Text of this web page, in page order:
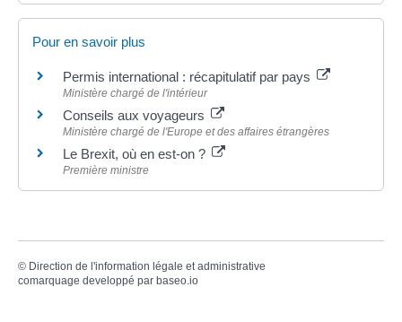
Pour en savoir plus
Permis international : récapitulatif par pays
Ministère chargé de l'intérieur
Conseils aux voyageurs
Ministère chargé de l'Europe et des affaires étrangères
Le Brexit, où en est-on ?
Première ministre
© Direction de l'information légale et administrative
comarquage developpé par baseo.io